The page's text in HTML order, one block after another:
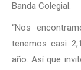
Banda Colegial.
“Nos
tenemos casi
año. Así que